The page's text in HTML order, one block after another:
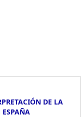
DE LA
ESPAÑA